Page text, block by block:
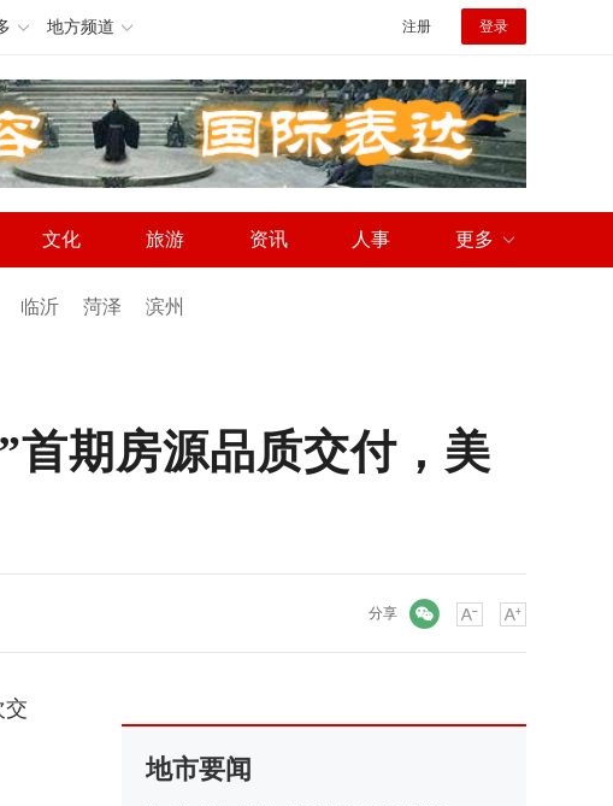
地方频道 注册 登录
文化 旅游 资讯 人事 更多
临沂 菏泽 滨州
期房源品质交付，美
分享
交
地市要闻